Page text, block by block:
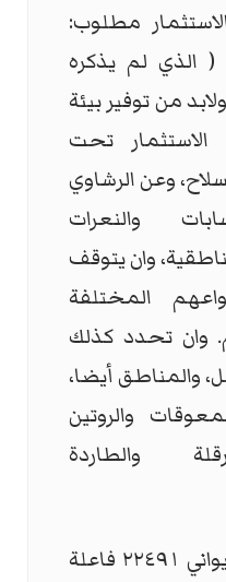
مطلوب:
الذي لم يذكره
من توفير بيئة
تحت
وعن الرشاوي
والنعرات
وان يتوقف
المختلفة
وان تحدد كذلك
والمناطق أيضا،
والروتين
والطاردة
فما عسى خلية الامر الديواني ٢٢٤٩١ فاعلة